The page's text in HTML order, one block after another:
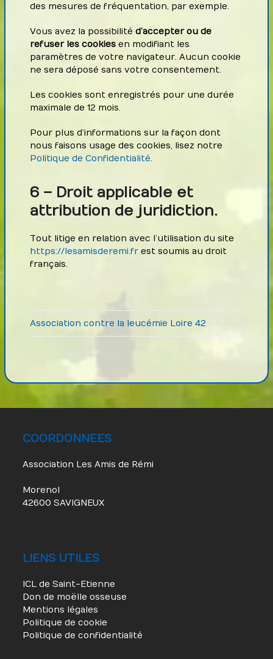
des mesures de fréquentation, par exemple.
Vous avez la possibilitéd’accepter ou de
refuser les cookies en modifiant les
paramètres de votre navigateur. Aucun cookie
ne sera déposé sans votre consentement.
Les cookies sont enregistrés pour une durée
maximale de 12 mois.
Pour plus d’informations sur la façon dont
nous faisons usage des cookies, lisez notre
Politique de Confidentialité.
6 – Droit applicable et
attribution de juridiction.
Tout litige en relation avec l’utilisation du site
https://lesamisderemi.fr est soumis au droit
français.
Association contre la leucémie Loire 42
COORDONNEES
Association Les Amis de Rémi
Morenol
42600 SAVIGNEUX
LIENS UTILES
ICL de Saint-Etienne
Don de moëlle osseuse
Mentions légales
Politique de cookie
Politique de confidentialité